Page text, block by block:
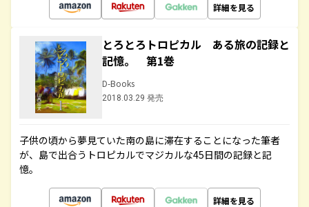
詳細を見る
とろとろトロピカル ある旅の記録と
記憶。 第1巻
D-Books
2018.03.29 発売
子供の頃から夢見ていた南の島に滞在することになった筆者
が、島で出合うトロピカルでマジカルな45日間の記録と記
憶。
詳細を見る